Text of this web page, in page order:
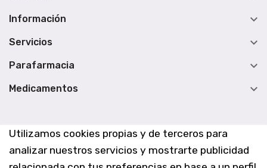
Utilizamos cookies propias y de terceros para
analizar nuestros servicios y mostrarte publicidad
Información 
Servicios 
Parafarmacia 
Medicamentos 